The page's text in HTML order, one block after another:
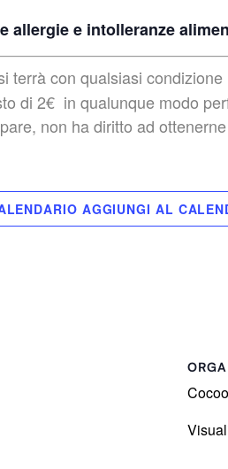
allergie e intolleranze
terrà con qualsiasi
di 2€ in qualunque modo
non ha diritto ad